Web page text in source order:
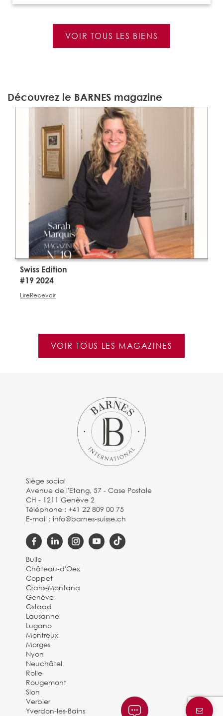
VOIR TOUS LES BIENS
Découvrez le BARNES magazine
Swiss Edition
#19 2024
LireRecevoir
VOIR TOUS LES MAGAZINES
Siège social
Avenue de l'Etang, 57 - Case Postale
CH - 1211 Genève 2
Téléphone :+41 22 809 00 75
E-mail :info@barnes-suisse.ch
Bulle
Château-d'Oex
Coppet
Crans-Montana
Genève
Gstaad
Lausanne
Lugano
Montreux
Morges
Nyon
Neuchâtel
Rolle
Rougemont
Sion
Verbier
Yverdon-les-Bains